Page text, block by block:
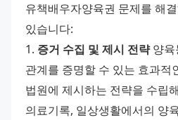
유책배우자양육권 문제를 해
있습니다:
1. 증거 수집 및 제시 전략 양육
관계를 증명할 수 있는 효과적
법원에 제시하는 전략을 수립
의료기록, 일상생활에서의 양